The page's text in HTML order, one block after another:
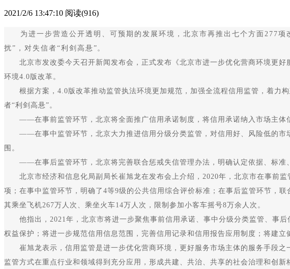
2021/2/6 13:47:10 阅读(916)
为进一步营造公开透明、可预期的发展环境，北京市再推出七个方面277项
扰”，对失信者“利剑高悬”。
北京市发改委今天召开新闻发布会，正式发布《北京市进一步优化营商环境更好
环境4.0版改革。
根据方案，4.0版改革推动监管执法环境更加规范，加强全流程信用监管，着力构
者“利剑高悬”。
——在事前监管环节，北京将全面推广信用承诺制度，将信用承诺纳入市场主体
——在事中监管环节，北京大力推进信用分级分类监管，对信用好、风险低的市
围。
——在事后监管环节，北京将完善联合惩戒失信管理办法，明确认定依据、标准、
北京市经济和信息化局副局长崔旭龙在发布会上介绍，2020年，北京市在事前监
项；在事中监管环节，明确了4等9级的公共信用综合评价标准；在事后监管环节，
其乘坐飞机267万人次、乘坐火车14万人次，限制参加小客车摇号8万余人次。
他指出，2021年，北京市将进一步聚焦事前信用承诺、事中分级分类监管、事后
权益保护；将进一步规范信用信息范围，完善信用记录和信用报告应用制度；将建
崔旭龙表示，信用监管是进一步优化营商环境，更好服务市场主体的服务手段之
监管方式在重点行业和领域得到充分应用，形成共建、共治、共享的社会治理和创新